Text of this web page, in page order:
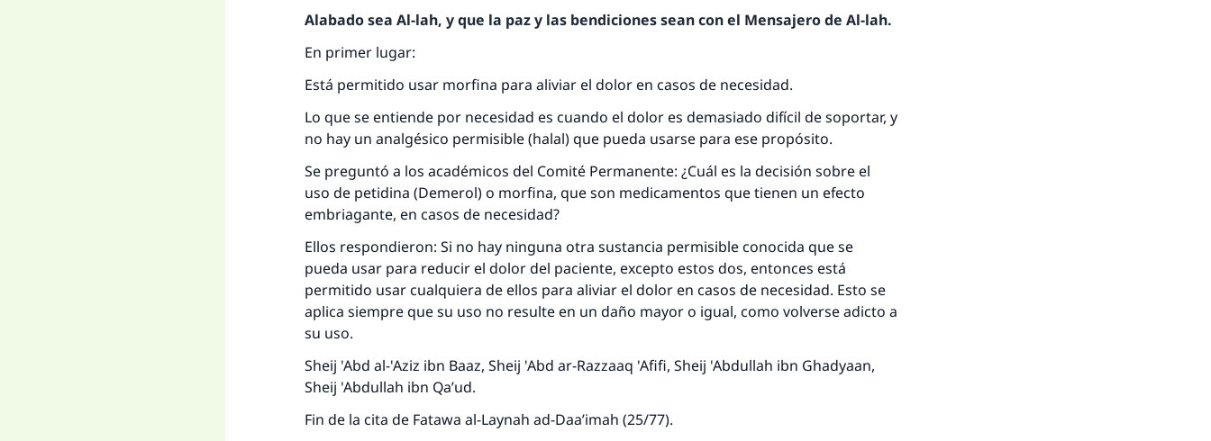
Alabado sea Al-lah, y que la paz y las bendiciones sean con el Mensajero de Al-lah.
En primer lugar:
Está permitido usar morfina para aliviar el dolor en casos de necesidad.
Lo que se entiende por necesidad es cuando el dolor es demasiado difícil de soportar, y
no hay un analgésico permisible (halal) que pueda usarse para ese propósito.
Se preguntó a los académicos del Comité Permanente: ¿Cuál es la decisión sobre el
uso de petidina (Demerol) o morfina, que son medicamentos que tienen un efecto
embriagante, en casos de necesidad?
Ellos respondieron: Si no hay ninguna otra sustancia permisible conocida que se
pueda usar para reducir el dolor del paciente, excepto estos dos, entonces está
permitido usar cualquiera de ellos para aliviar el dolor en casos de necesidad. Esto se
aplica siempre que su uso no resulte en un daño mayor o igual, como volverse adicto a
su uso.
Sheij 'Abd al-'Aziz ibn Baaz, Sheij 'Abd ar-Razzaaq 'Afifi, Sheij 'Abdullah ibn Ghadyaan,
Sheij 'Abdullah ibn Qa’ud.
Fin de la cita de Fatawa al-Laynah ad-Daa’imah (25/77).